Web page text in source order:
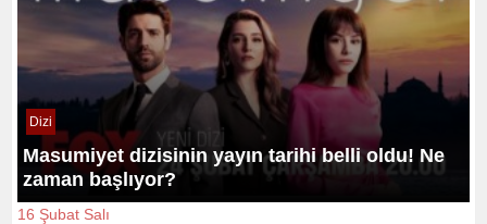
Dizi
Masumiyet dizisinin yayın tarihi belli oldu! Ne
zaman başlıyor?
16 Şubat Salı